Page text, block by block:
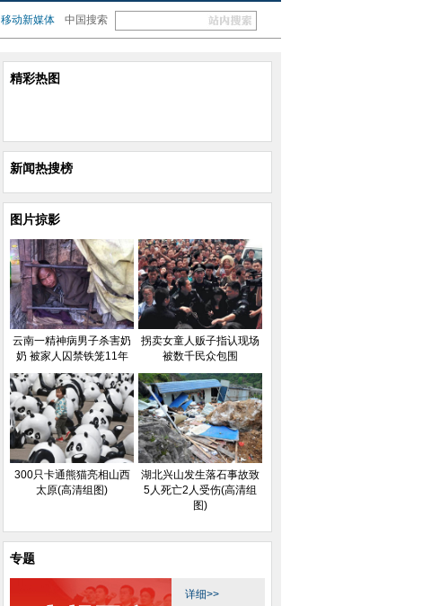
移动新媒体 中国搜索
精彩热图
新闻热搜榜
图片掠影
云南一精神病男子杀害奶
奶 被家人囚禁铁笼11年
拐卖女童人贩子指认现场
被数千民众包围
300只卡通熊猫亮相山西
太原(高清组图)
湖北兴山发生落石事故致
5人死亡2人受伤(高清组
图)
专题
详细>>